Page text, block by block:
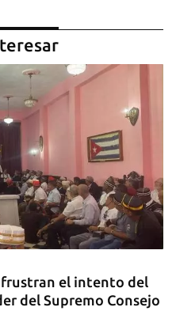
frustran el intento del
del Supremo Consejo